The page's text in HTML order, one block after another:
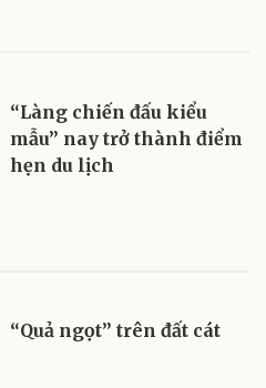
“Làng chiến đấu kiểu
mẫu” nay trở thành điểm
hẹn du lịch
“Quả ngọt” trên đất cát